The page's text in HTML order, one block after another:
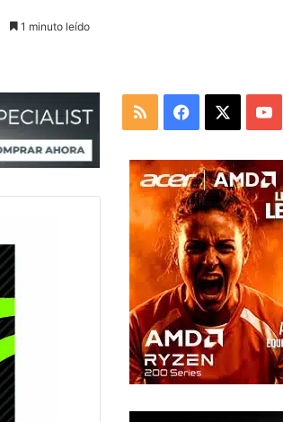
1 minuto leído
RSS Facebook